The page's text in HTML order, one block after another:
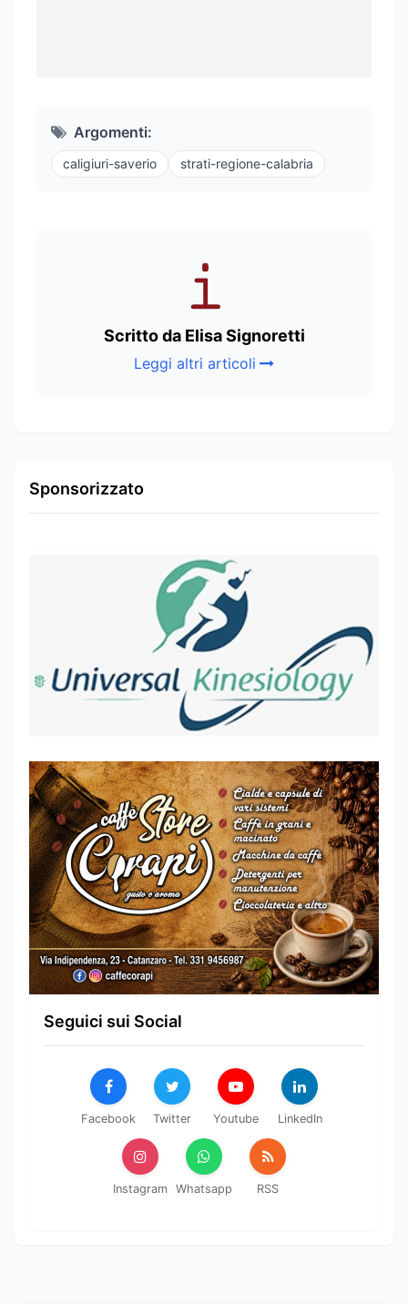
Argomenti:
caligiuri-saverio strati-regione-calabria
Scritto da Elisa Signoretti
Leggi altri articoli
Sponsorizzato
Seguici sui Social
Facebook Twitter Youtube LinkedIn
Instagram Whatsapp RSS